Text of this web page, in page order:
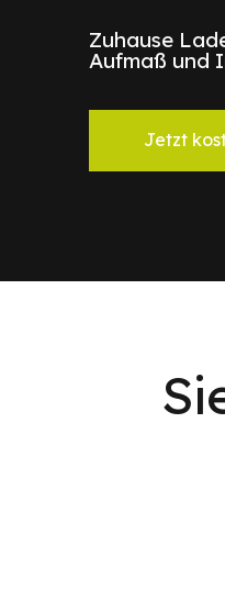
Zuhause
Aufmaß und
Jetzt